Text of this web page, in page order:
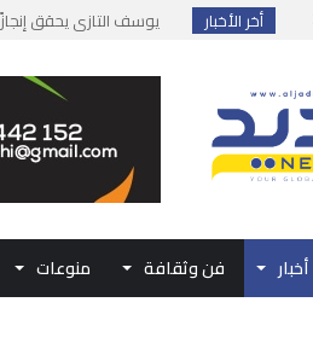
أخر الأخبار
إطلاق حصة إضافية من
بلاغ من الديوان الملكي...
حفل الولاء بتطوان..
أخبار فن وثقافة منوعات